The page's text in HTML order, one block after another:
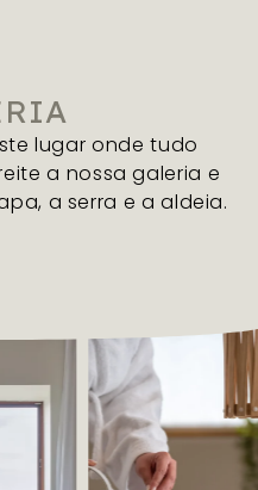
lugar onde tudo
a nossa galeria e
a serra e a aldeia.